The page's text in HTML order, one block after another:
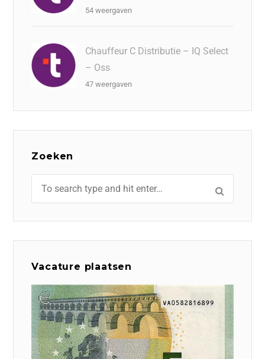
54 weergaven
Chauffeur C Distributie – IQ Select
– Oss
47 weergaven
Zoeken
Vacature plaatsen